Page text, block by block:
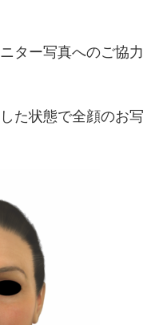
ター写真へのご協力
た状態で全顔のお写